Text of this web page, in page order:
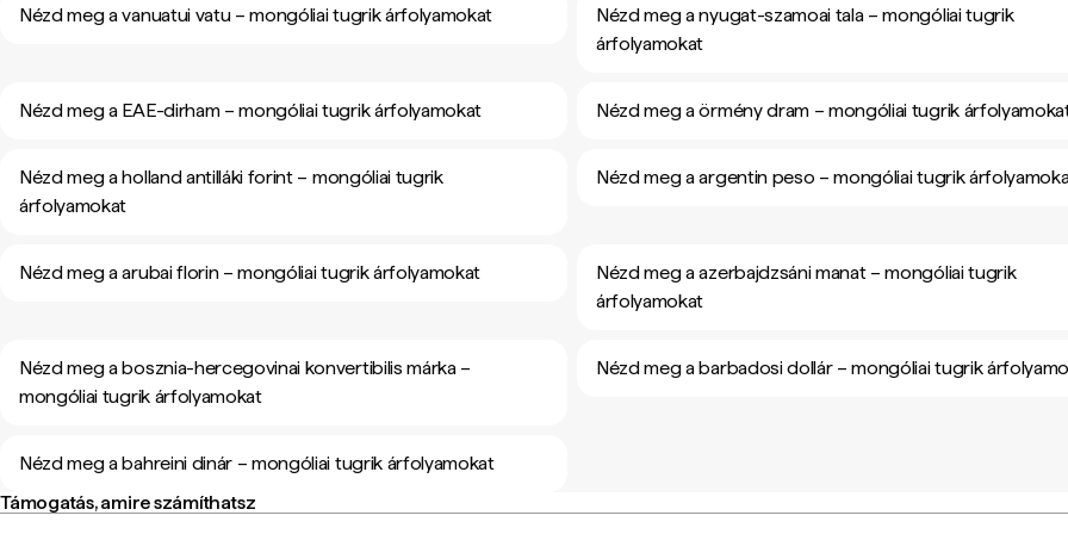
Nézd meg a vanuatui vatu – mongóliai tugrik árfolyamokat
Nézd meg a nyugat-szamoai tala – mongóliai tugrik
árfolyamokat
Nézd meg a EAE-dirham – mongóliai tugrik árfolyamokat Nézd meg a örmény dram – mongóliai tugrik
Nézd meg a holland antilláki forint – mongóliai tugrik
árfolyamokat
Nézd meg a argentin peso – mongóliai tugrik
Nézd meg a arubai florin – mongóliai tugrik árfolyamokat
Nézd meg a azerbajdzsáni manat – mongóliai tugrik
árfolyamokat
Nézd meg a bosznia-hercegovinai konvertibilis márka –
mongóliai tugrik árfolyamokat
Nézd meg a barbadosi dollár – mongóliai tugrik
Nézd meg a bahreini dinár – mongóliai tugrik árfolyamokat
Támogatás, amire számíthatsz